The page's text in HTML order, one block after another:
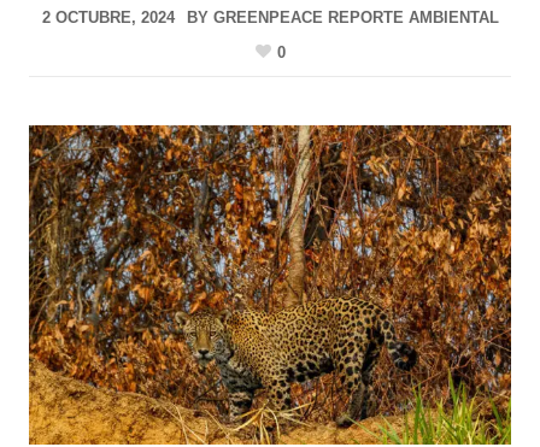
2 OCTUBRE, 2024 BY GREENPEACE REPORTE AMBIENTAL
0